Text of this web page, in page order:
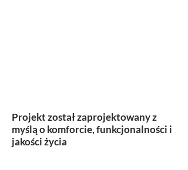
Projekt został zaprojektowany z
myślą o komforcie, funkcjonalności i
jakości życia